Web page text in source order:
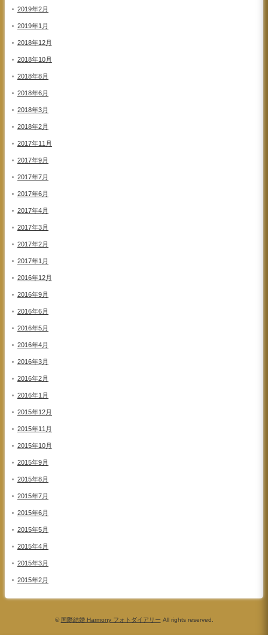
2019年2月
2019年1月
2018年12月
2018年10月
2018年8月
2018年6月
2018年3月
2018年2月
2017年11月
2017年9月
2017年7月
2017年6月
2017年4月
2017年3月
2017年2月
2017年1月
2016年12月
2016年9月
2016年6月
2016年5月
2016年4月
2016年3月
2016年2月
2016年1月
2015年12月
2015年11月
2015年10月
2015年9月
2015年8月
2015年7月
2015年6月
2015年5月
2015年4月
2015年3月
2015年2月
© 国際結婚 Harmony フォトダイアリー All rights reserved.